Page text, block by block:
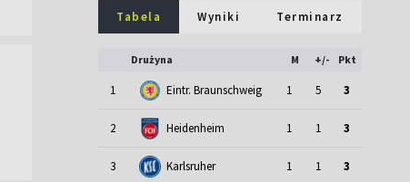
Tabela Wyniki Terminarz
Drużyna M +/- Pkt
1 Eintr. Braunschweig 1 5 3
2 Heidenheim 1 1 3
3 Karlsruher 1 1 3